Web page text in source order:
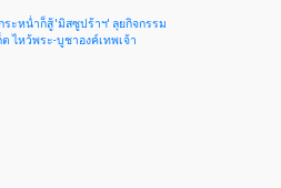
ระหน่ำก็สู้ 'มิสซูปร้าฯ' ลุยกิจกรรม
ต ไหว้พระ-บูชาองค์เทพเจ้า